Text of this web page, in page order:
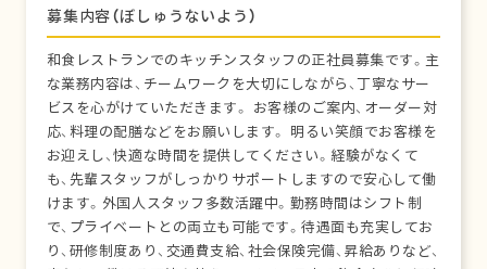
募集内容（ぼしゅうないよう）
和食レストランでのキッチンスタッフの正社員募集です。主
な業務内容は、チームワークを大切にしながら、丁寧なサー
ビスを心がけていただきます。 お客様のご案内、オーダー対
応、料理の配膳などをお願いします。 明るい笑顔でお客様を
お迎えし、快適な時間を提供してください。経験がなくて
も、先輩スタッフがしっかりサポートしますので安心して働
けます。外国人スタッフ多数活躍中。勤務時間はシフト制
で、プライベートとの両立も可能です。待遇面も充実してお
り、研修制度あり、交通費支給、社会保険完備、昇給ありなど、